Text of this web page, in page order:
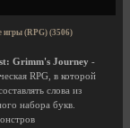
игры (RPG) (3506)
Grimm's Journey -
RPG, в которой
слова из
набора букв.